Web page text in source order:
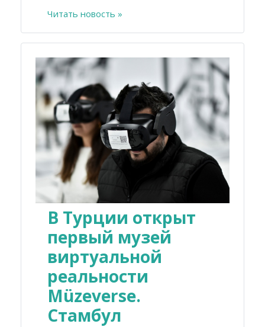
Читать новость »
В Турции открыт
первый музей
виртуальной
реальности
Müzeverse.
Стамбул